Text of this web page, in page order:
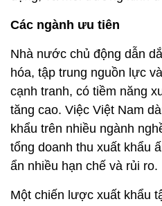
Các ngành ưu tiên
Nhà nước chủ động dẫn
hóa, tập trung nguồn lực
cạnh tranh, có tiềm năng
tăng cao. Việc Việt Nam
khẩu trên nhiều ngành
tổng doanh thu xuất khẩu
ẩn nhiều hạn chế và rủi ro.
Một chiến lược xuất khẩu